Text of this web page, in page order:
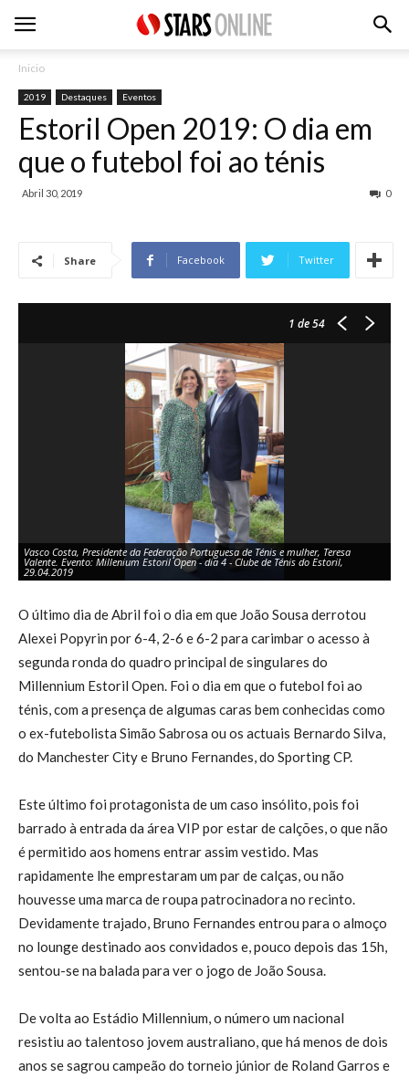
Inicio
2019 Destaques Eventos
Estoril Open 2019: O dia em
que o futebol foi ao ténis
Abril 30, 2019 0
Share Facebook Twitter
1 de 54
Vasco Costa, Presidente da Federação Portuguesa de Ténis e mulher, Teresa
Valente. Evento: Millenium Estoril Open - dia 4 - Clube de Ténis do Estoril,
29.04.2019
O último dia de Abril foi o dia em que João Sousa derrotou
Alexei Popyrin por 6-4, 2-6 e 6-2 para carimbar o acesso à
segunda ronda do quadro principal de singulares do
Millennium Estoril Open. Foi o dia em que o futebol foi ao
ténis, com a presença de algumas caras bem conhecidas como
o ex-futebolista Simão Sabrosa ou os actuais Bernardo Silva,
do Manchester City e Bruno Fernandes, do Sporting CP.
Este último foi protagonista de um caso insólito, pois foi
barrado à entrada da área VIP por estar de calções, o que não
é permitido aos homens entrar assim vestido. Mas
rapidamente lhe emprestaram um par de calças, ou não
houvesse uma marca de roupa patrocinadora no recinto.
Devidamente trajado, Bruno Fernandes entrou para o almoço
no lounge destinado aos convidados e, pouco depois das 15h,
sentou-se na balada para ver o jogo de João Sousa.
De volta ao Estádio Millennium, o número um nacional
resistiu ao talentoso jovem australiano, que há menos de dois
anos se sagrou campeão do torneio júnior de Roland Garros e